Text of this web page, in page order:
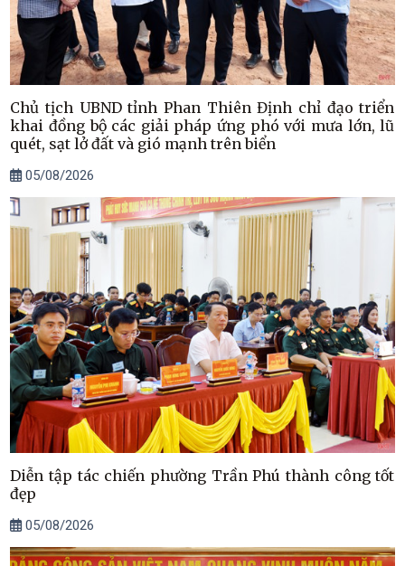
Chủ tịch UBND tỉnh Phan Thiên Định chỉ đạo triển
khai đồng bộ các giải pháp ứng phó với mưa lớn, lũ
quét, sạt lở đất và gió mạnh trên biển
05/08/2026
Diễn tập tác chiến phường Trần Phú thành công tốt
đẹp
05/08/2026